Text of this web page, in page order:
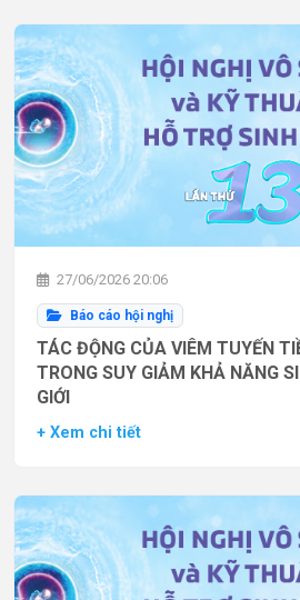
27/06/2026 20:06
Báo cáo hội nghị
TÁC ĐỘNG CỦA VIÊM TUYẾN
TRONG SUY GIẢM KHẢ NĂNG
GIỚI
+ Xem chi tiết